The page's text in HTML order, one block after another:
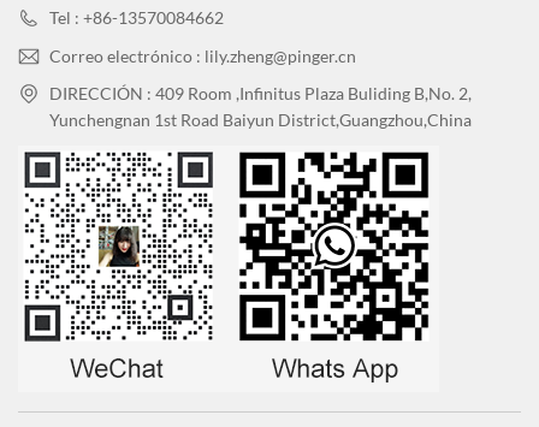
Tel : +86-13570084662
Correo electrónico : lily.zheng@pinger.cn
DIRECCIÓN : 409 Room ,Infinitus Plaza Buliding B,No. 2,
Yunchengnan 1st Road Baiyun District,Guangzhou,China